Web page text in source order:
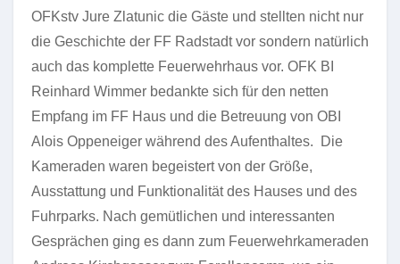
OFKstv Jure Zlatunic die Gäste und stellten nicht nur
die Geschichte der FF Radstadt vor sondern natürlich
auch das komplette Feuerwehrhaus vor. OFK BI
Reinhard Wimmer bedankte sich für den netten
Empfang im FF Haus und die Betreuung von OBI
Alois Oppeneiger während des Aufenthaltes. Die
Kameraden waren begeistert von der Größe,
Ausstattung und Funktionalität des Hauses und des
Fuhrparks. Nach gemütlichen und interessanten
Gesprächen ging es dann zum Feuerwehrkameraden